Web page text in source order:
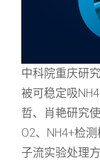
中科院重庆研
被可稳定吸
哲、肖艳研究
O2、NH4+检
子流实验处理